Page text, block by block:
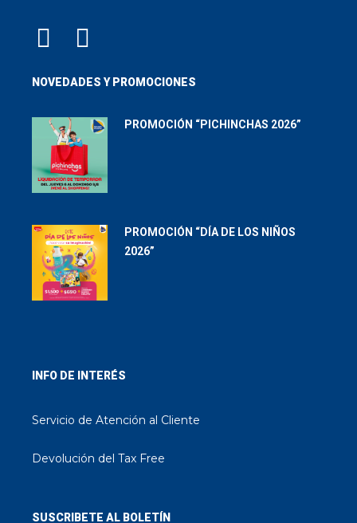
NOVEDADES Y PROMOCIONES
PROMOCIÓN “PICHINCHAS 2026”
PROMOCIÓN “DÍA DE LOS NIÑOS
2026”
INFO DE INTERÉS
Servicio de Atención al Cliente
Devolución del Tax Free
SUSCRIBETE AL BOLETÍN